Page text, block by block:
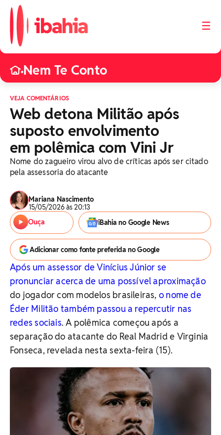
☰
•Nem Te Conto
VEJA COMENTÁRIOS
Web detona Militão após
suposto envolvimento
em polêmica com Vini Jr
Nome do zagueiro virou alvo de críticas após ser citado
pela assessoria do atacante
Mariana Nascimento
15/05/2026 às 20:13
Ouça
iBahia no Google News
Adicionar como fonte preferida no Google
Após um assessor de Vinícius Júnior se
pronunciar acerca de uma possível aproximação
do jogador com modelos brasileiras, o nome de
Éder Militão também passou a repercutir nas
redes sociais. A polêmica começou após a
separação do atacante do Real Madrid e Virginia
Fonseca, revelada nesta sexta-feira (15).